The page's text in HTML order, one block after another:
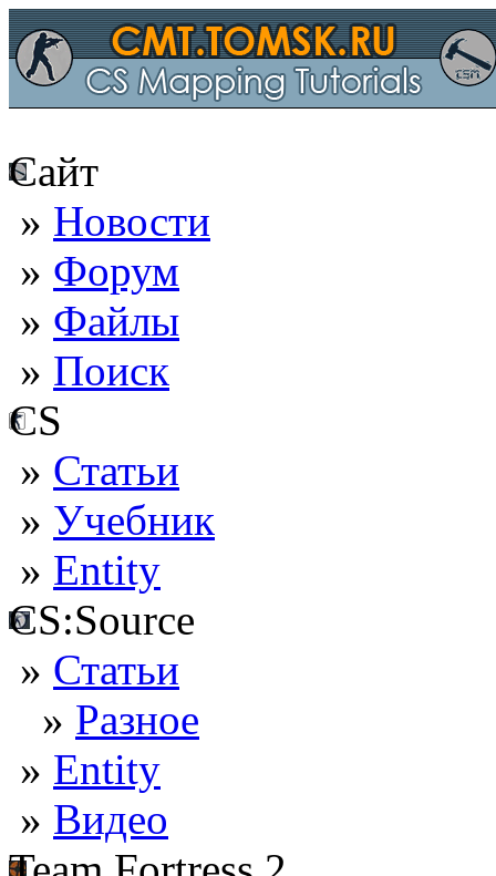
Сайт
» Новости
» Форум
» Файлы
» Поиск
CS
» Статьи
» Учебник
» Entity
CS:Source
» Статьи
» Разное
» Entity
» Видео